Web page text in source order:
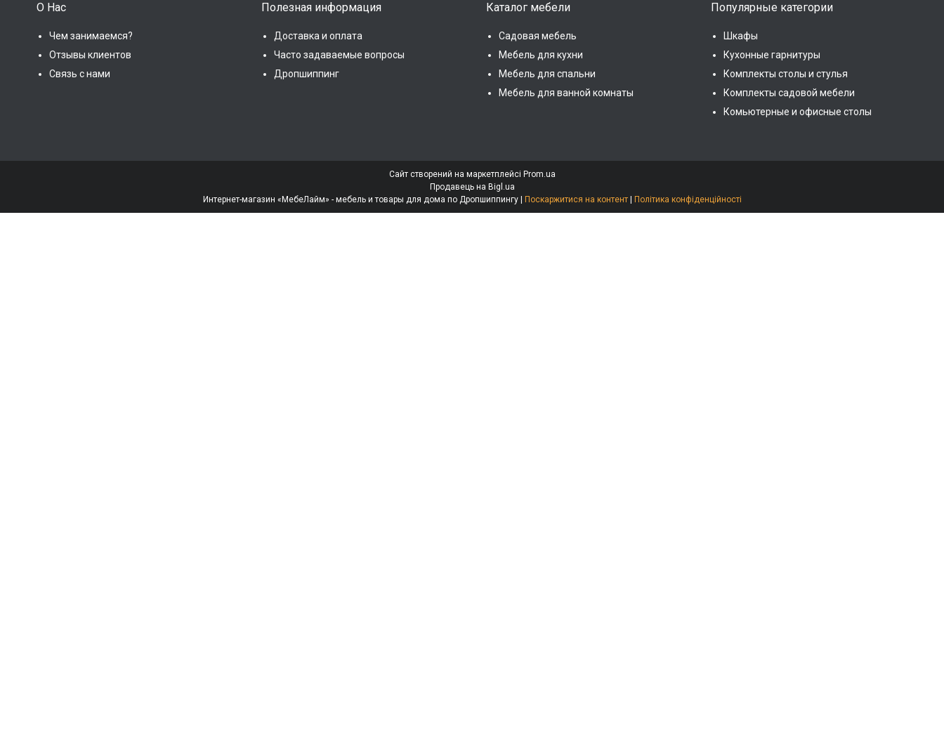
О Нас
Чем занимаемся?
Отзывы клиентов
Связь с нами
Полезная информация
Доставка и оплата
Часто задаваемые вопросы
Дропшиппинг
Каталог мебели
Садовая мебель
Мебель для кухни
Мебель для спальни
Мебель для ванной комнаты
Популярные категории
Шкафы
Кухонные гарнитуры
Комплекты столы и стулья
Комплекты садовой мебели
Комьютерные и офисные столы
Сайт створений на маркетплейсі Prom.ua
Продавець на Bigl.ua
Поскаржитися на контент Політика конфіденційності